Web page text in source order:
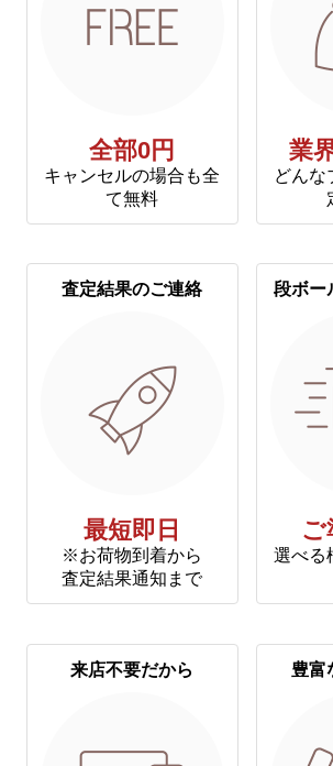
全部0円
キャンセルの場合も全
て無料
業
どんな
査定結果のご連絡
最短即日
※お荷物到着から
査定結果通知まで
段ボー
ご
選べる
来店不要だから 豊富